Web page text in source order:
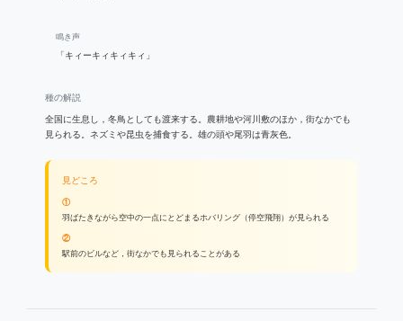
鳴き声
「キィーキィキィキィ」
種の解説
全国に生息し，冬鳥としても渡来する。農耕地や河川敷のほか，街なかでも
見られる。ネズミや昆虫を捕食する。雄の頭や尾羽は青灰色。
見どころ
①
羽ばたきながら空中の一点にとどまるホバリング（停空飛翔）が見られる
②
駅前のビルなど，街なかでも見られることがある